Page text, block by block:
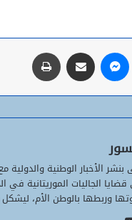
سكايب ماسنجر مشاركة عبر البريد
الأخبار الوطنية
الجاليات الموريتانية
وربطها بالوطن الأم،